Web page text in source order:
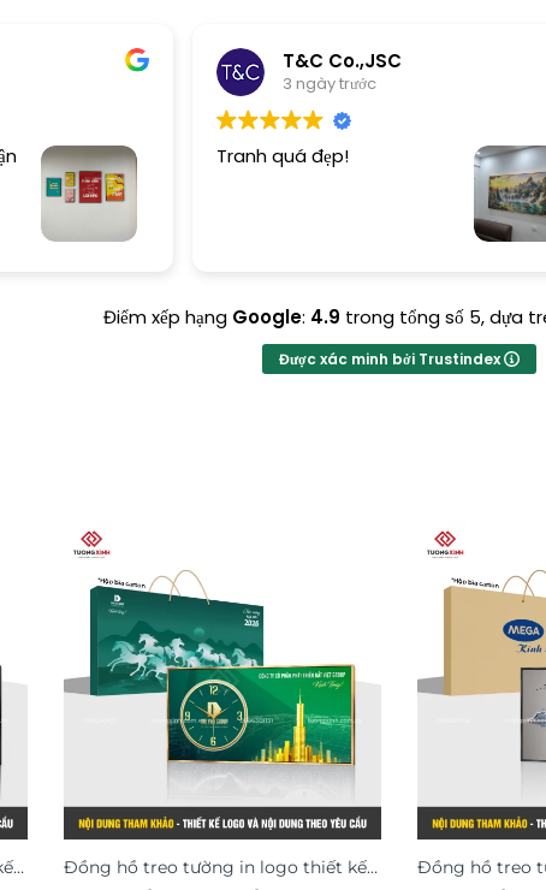
T&C Co.,JSC
3 ngày trước
Tranh quá đẹp!
Điểm xếp hạng Google: 4.9 trong tổng số 5, dựa
Được xác minh bởi Trustindex
Đồng hồ treo tường in logo thiết kế
Đồng hồ treo